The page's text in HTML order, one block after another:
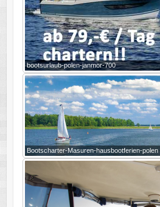
bootsurlaub-polen-janmor-700
Bootscharter-Masuren-hausbootferien-polen